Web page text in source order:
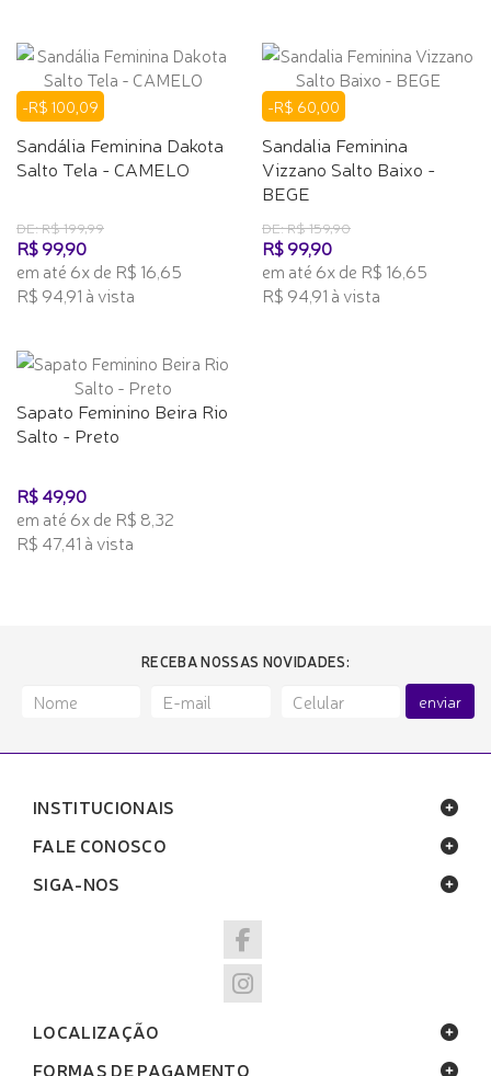
-R$ 100,09
Sandália Feminina Dakota
Salto Tela - CAMELO
DE: R$ 199,99
R$ 99,90
em até 6x de R$ 16,65
R$ 94,91 à vista
-R$ 60,00
Sandalia Feminina
Vizzano Salto Baixo -
BEGE
DE: R$ 159,90
R$ 99,90
em até 6x de R$ 16,65
R$ 94,91 à vista
Sapato Feminino Beira Rio
Salto - Preto
R$ 49,90
em até 6x de R$ 8,32
R$ 47,41 à vista
RECEBA NOSSAS NOVIDADES:
enviar
INSTITUCIONAIS
FALE CONOSCO
SIGA-NOS
LOCALIZAÇÃO
FORMAS DE PAGAMENTO